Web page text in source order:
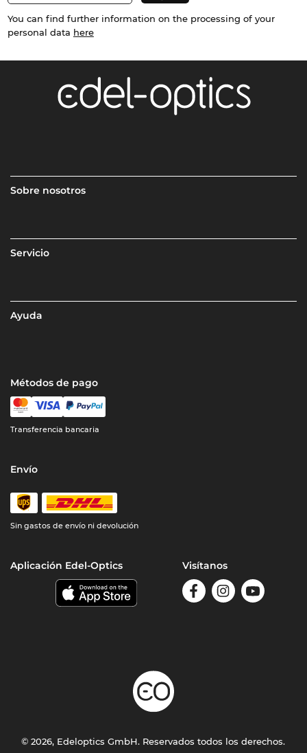
You can find further information on the processing of your
personal data here
Sobre nosotros
Servicio
Ayuda
Métodos de pago
Transferencia bancaria
Envío
Sin gastos de envío ni devolución
Aplicación Edel-Optics Visítanos
© 2026, Edeloptics GmbH. Reservados todos los derechos.